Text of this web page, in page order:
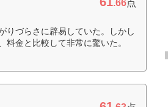
.66点
りづらさに辟易していた。しかし
金と比較して非常に驚いた。